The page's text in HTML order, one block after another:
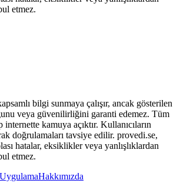
etmez.
bilgi sunmaya çalışır, ancak gösterilen
veya güvenilirliğini garanti edemez. Tüm
internette kamuya açıktır. Kullanıcıların
doğrulamaları tavsiye edilir. provedi.se,
hatalar, eksiklikler veya yanlışlıklardan
etmez.
UygulamaHakkımızda